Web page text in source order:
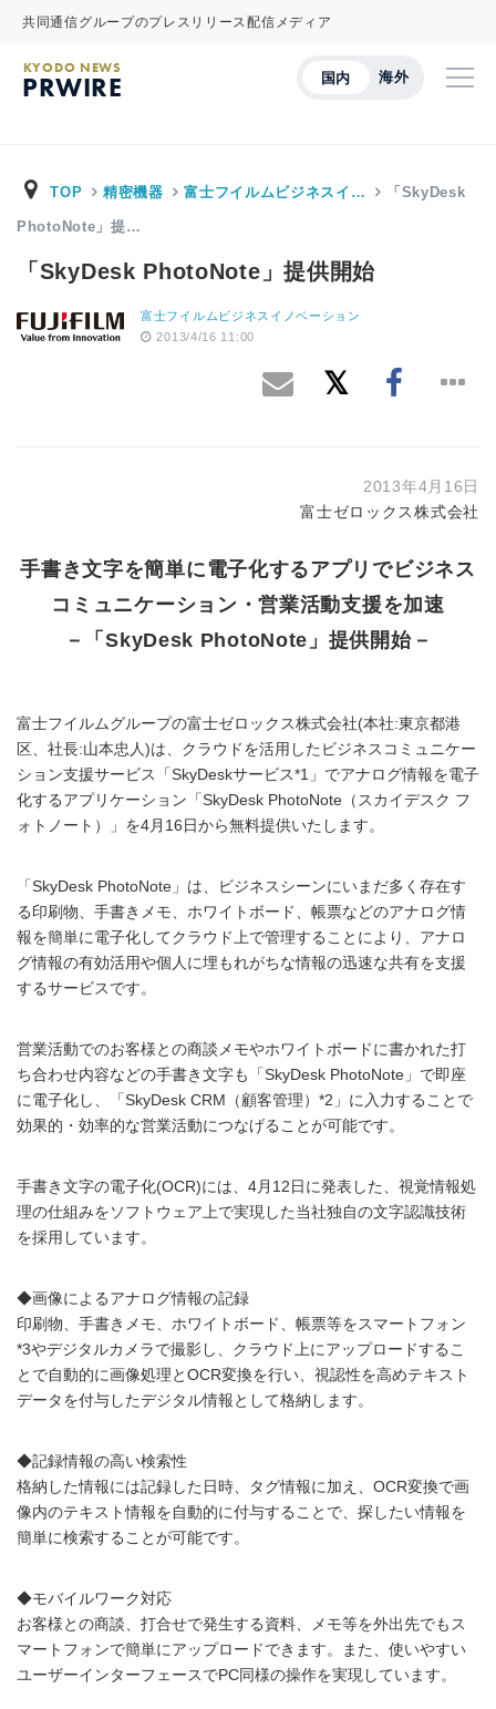
共同通信グループのプレスリリース配信メディア
国内 海外
KYODO NEWS
PRWIRE
TOP 精密機器 富士フイルムビジネスイ… 「SkyDesk
PhotoNote」提…
「SkyDesk PhotoNote」提供開始
富士フイルムビジネスイノベーション
2013/4/16 11:00
2013年4月16日
富士ゼロックス株式会社
手書き文字を簡単に電子化するアプリでビジネス
コミュニケーション・営業活動支援を加速
－「SkyDesk PhotoNote」提供開始－
富士フイルムグループの富士ゼロックス株式会社(本社:東京都港
区、社長:山本忠人)は、クラウドを活用したビジネスコミュニケー
ション支援サービス「SkyDeskサービス*1」でアナログ情報を電子
化するアプリケーション「SkyDesk PhotoNote（スカイデスク フ
ォトノート）」を4月16日から無料提供いたします。
「SkyDesk PhotoNote」は、ビジネスシーンにいまだ多く存在す
る印刷物、手書きメモ、ホワイトボード、帳票などのアナログ情
報を簡単に電子化してクラウド上で管理することにより、アナロ
グ情報の有効活用や個人に埋もれがちな情報の迅速な共有を支援
するサービスです。
営業活動でのお客様との商談メモやホワイトボードに書かれた打
ち合わせ内容などの手書き文字も「SkyDesk PhotoNote」で即座
に電子化し、「SkyDesk CRM（顧客管理）*2」に入力することで
効果的・効率的な営業活動につなげることが可能です。
手書き文字の電子化(OCR)には、4月12日に発表した、視覚情報処
理の仕組みをソフトウェア上で実現した当社独自の文字認識技術
を採用しています。
◆画像によるアナログ情報の記録
印刷物、手書きメモ、ホワイトボード、帳票等をスマートフォン
*3やデジタルカメラで撮影し、クラウド上にアップロードするこ
とで自動的に画像処理とOCR変換を行い、視認性を高めテキスト
データを付与したデジタル情報として格納します。
◆記録情報の高い検索性
格納した情報には記録した日時、タグ情報に加え、OCR変換で画
像内のテキスト情報を自動的に付与することで、探したい情報を
簡単に検索することが可能です。
◆モバイルワーク対応
お客様との商談、打合せで発生する資料、メモ等を外出先でもス
マートフォンで簡単にアップロードできます。また、使いやすい
ユーザーインターフェースでPC同様の操作を実現しています。